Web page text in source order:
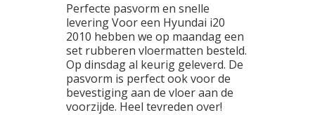
Perfecte pasvorm en snelle
levering Voor een Hyundai i20
2010 hebben we op maandag een
set rubberen vloermatten besteld.
Op dinsdag al keurig geleverd. De
pasvorm is perfect ook voor de
bevestiging aan de vloer aan de
voorzijde. Heel tevreden over!